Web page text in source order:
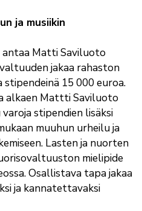
ja musiikin
Matti Saviluoto
jakaa rahaston
15 000 euroa.
alkaen Mattti Saviluoto
stipendien lisäksi
muuhun urheilu ja
Lasten ja nuorten
mielipide
Osallistava tapa jakaa
ja kannatettavaksi